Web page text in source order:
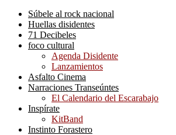
Súbele al rock nacional
Huellas disidentes
71 Decibeles
foco cultural
Agenda Disidente
Lanzamientos
Asfalto Cinema
Narraciones Transeúntes
El Calendario del Escarabajo
Inspírate
KitBand
Instinto Forastero